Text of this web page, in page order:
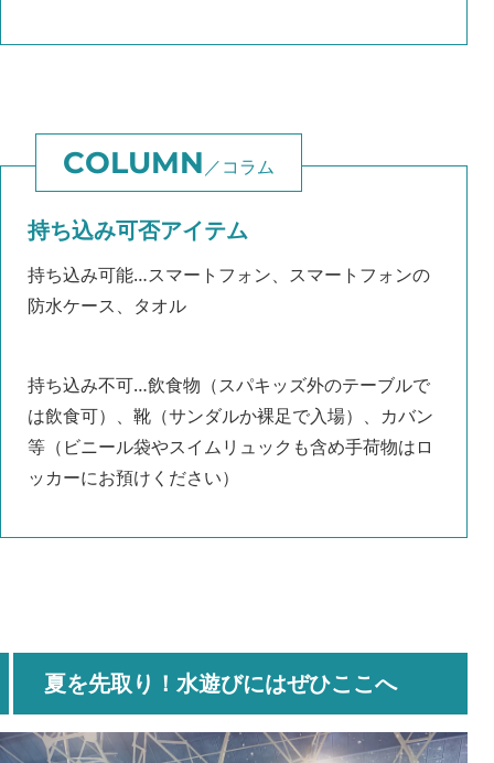
コラム
持ち込み可否アイテム
持ち込み可能…スマートフォン、スマートフォンの
防水ケース、タオル
持ち込み不可…飲食物（スパキッズ外のテーブルで
は飲食可）、靴（サンダルか裸足で入場）、カバン
等（ビニール袋やスイムリュックも含め手荷物はロ
ッカーにお預けください）
夏を先取り！水遊びにはぜひここへ